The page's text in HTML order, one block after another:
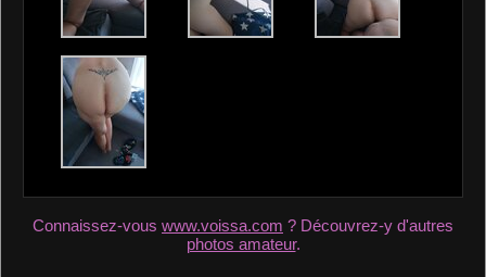
Connaissez-vous www.voissa.com ? Découvrez-y d'autres
photos amateur.